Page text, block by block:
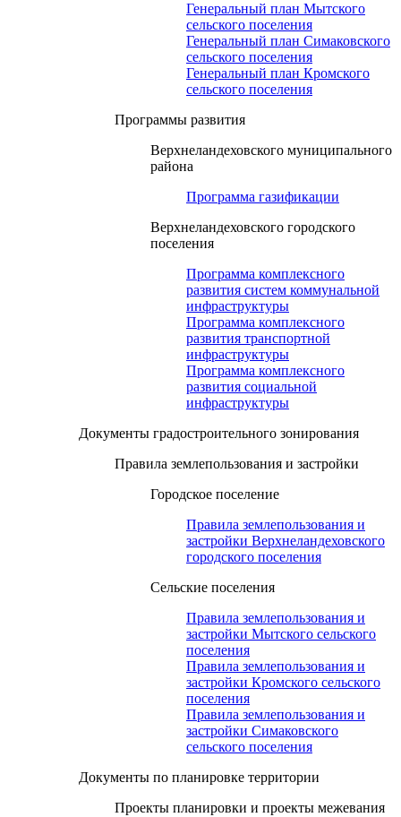
Генеральный план Мытского
сельского поселения
Генеральный план Симаковского
сельского поселения
Генеральный план Кромского
сельского поселения
Программы развития
Верхнеландеховского муниципального
района
Программа газификации
Верхнеландеховского городского
поселения
Программа комплексного
развития систем коммунальной
инфраструктуры
Программа комплексного
развития транспортной
инфраструктуры
Программа комплексного
развития социальной
инфраструктуры
Документы градостроительного зонирования
Правила землепользования и застройки
Городское поселение
Правила землепользования и
застройки Верхнеландеховского
городского поселения
Сельские поселения
Правила землепользования и
застройки Мытского сельского
поселения
Правила землепользования и
застройки Кромского сельского
поселения
Правила землепользования и
застройки Симаковского
сельского поселения
Документы по планировке территории
Проекты планировки и проекты межевания